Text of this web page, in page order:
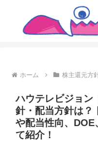
ホーム 株主還元方
ハウテレビジョン
針・配当方針は？
や配当性向、
て紹介！